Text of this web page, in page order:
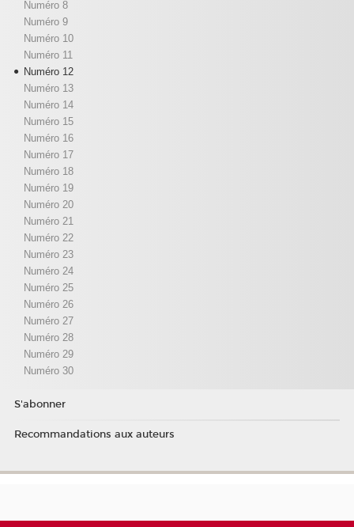
Numéro 8
Numéro 9
Numéro 10
Numéro 11
Numéro 12
Numéro 13
Numéro 14
Numéro 15
Numéro 16
Numéro 17
Numéro 18
Numéro 19
Numéro 20
Numéro 21
Numéro 22
Numéro 23
Numéro 24
Numéro 25
Numéro 26
Numéro 27
Numéro 28
Numéro 29
Numéro 30
S'abonner
Recommandations aux auteurs